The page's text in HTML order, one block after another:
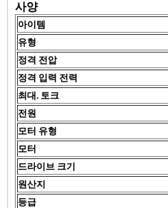
사양
아이템
유형
정격 전압
정격 입력 전력
최대. 토크
전원
모터 유형
모터
드라이브 크기
원산지
등급